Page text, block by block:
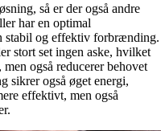
så er der også andre
har en optimal
stabil og effektiv forbrænding.
stort set ingen aske, hvilket
også reducerer behovet
sikrer også øget energi,
effektivt, men også